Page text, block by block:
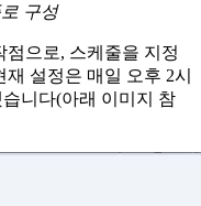
구성
점으로, 스케줄을 지정
설정은 매일 오후 2시
니다(아래 이미지 참